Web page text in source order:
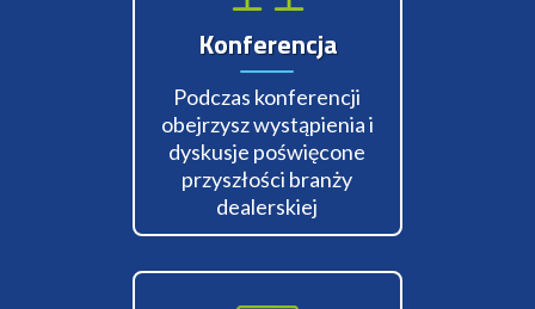
Podczas konferencji
obejrzysz wystąpienia i
dyskusje poświęcone
przyszłości branży
dealerskiej
Konferencja